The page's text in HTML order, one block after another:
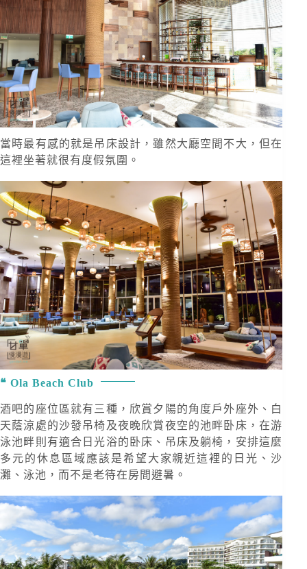
當時最有感的就是吊床設計，雖然大廳空間不大，但在
這裡坐著就很有度假氛圍。
Ola Beach Club
酒吧的座位區就有三種，欣賞夕陽的角度戶外座外、白
天蔭涼處的沙發吊椅及夜晚欣賞夜空的池畔卧床，在游
泳池畔則有適合日光浴的卧床、吊床及躺椅，安排這麼
多元的休息區域應該是希望大家親近這裡的日光、沙
灘、泳池，而不是老待在房間避暑。